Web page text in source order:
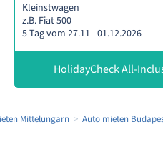
Kleinstwagen
z.B. Fiat 500
5 Tag vom 27.11 - 01.12.2026
HolidayCheck All-
Mittelungarn Auto mieten